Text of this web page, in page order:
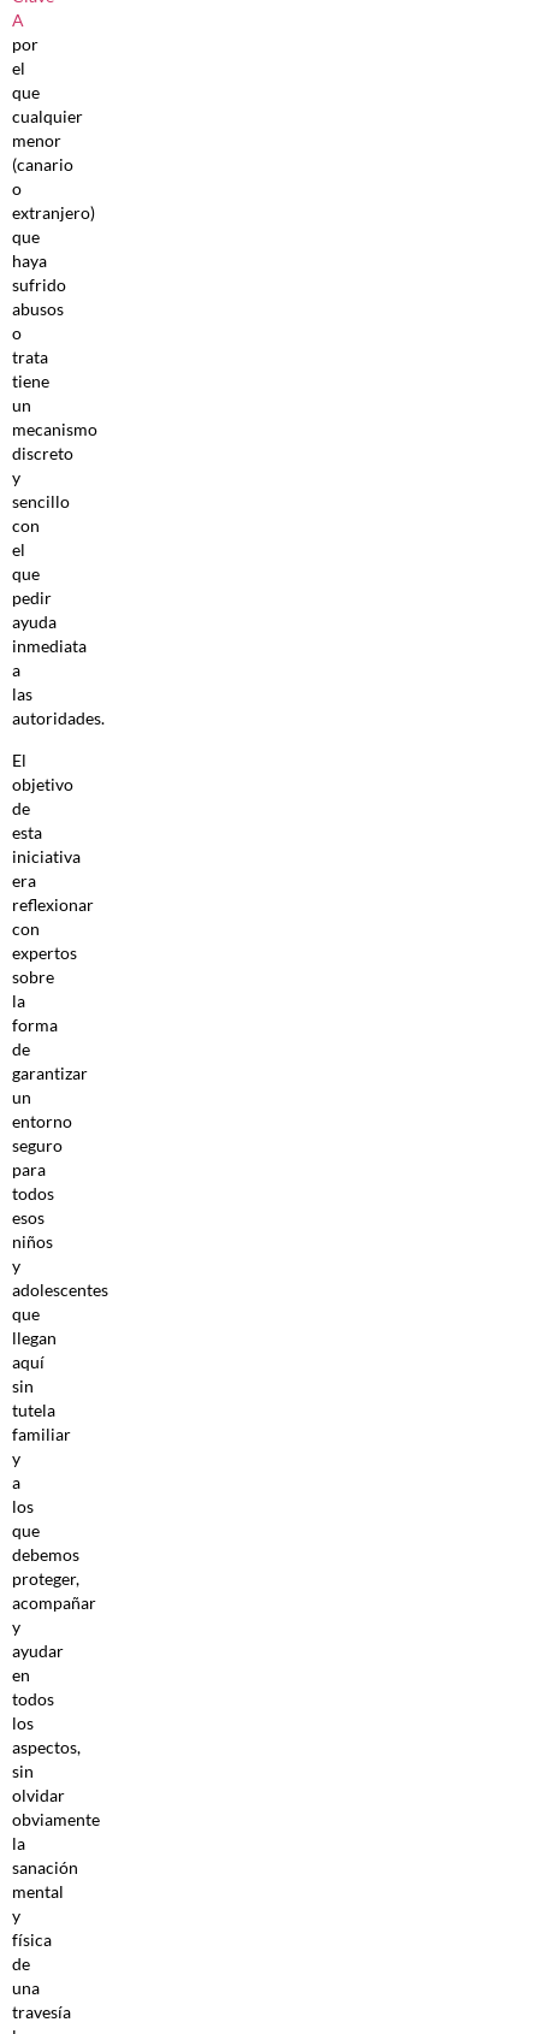
A
por
el
que
cualquier
menor
(canario
o
extranjero)
que
haya
sufrido
abusos
o
trata
tiene
un
mecanismo
discreto
y
sencillo
con
el
que
pedir
ayuda
inmediata
a
las
autoridades.
El
objetivo
de
esta
iniciativa
era
reflexionar
con
expertos
sobre
la
forma
de
garantizar
un
entorno
seguro
para
todos
esos
niños
y
adolescentes
que
llegan
aquí
sin
tutela
familiar
y
a
los
que
debemos
proteger,
acompañar
y
ayudar
en
todos
los
aspectos,
sin
olvidar
obviamente
la
sanación
mental
y
física
de
una
travesía